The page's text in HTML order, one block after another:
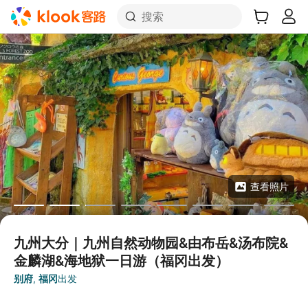
搜索
查看照片
九州大分｜九州自然动物园&由布岳&汤布院&
金麟湖&海地狱一日游（福冈出发）
别府, 福冈出发